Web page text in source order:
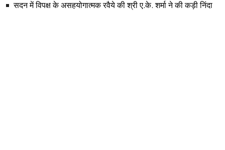
सदन में विपक्ष के असहयोगात्मक रवैये की श्री ए.के. शर्मा ने की कड़ी निंदा